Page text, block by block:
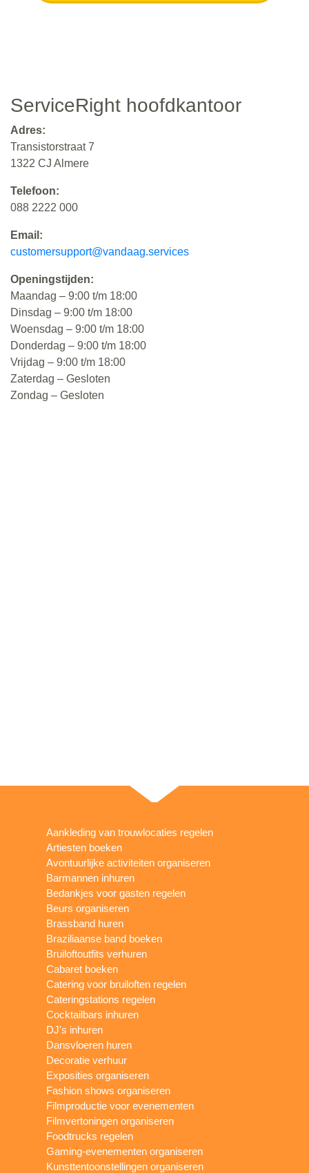
ServiceRight hoofdkantoor
Adres:
Transistorstraat 7
1322 CJ Almere
Telefoon:
088 2222 000
Email:
customersupport@vandaag.services
Openingstijden:
Maandag – 9:00 t/m 18:00
Dinsdag – 9:00 t/m 18:00
Woensdag – 9:00 t/m 18:00
Donderdag – 9:00 t/m 18:00
Vrijdag – 9:00 t/m 18:00
Zaterdag – Gesloten
Zondag – Gesloten
Aankleding van trouwlocaties regelen
Artiesten boeken
Avontuurlijke activiteiten organiseren
Barmannen inhuren
Bedankjes voor gasten regelen
Beurs organiseren
Brassband huren
Braziliaanse band boeken
Bruiloftoutfits verhuren
Cabaret boeken
Catering voor bruiloften regelen
Cateringstations regelen
Cocktailbars inhuren
DJ's inhuren
Dansvloeren huren
Decoratie verhuur
Exposities organiseren
Fashion shows organiseren
Filmproductie voor evenementen
Filmvertoningen organiseren
Foodtrucks regelen
Gaming-evenementen organiseren
Kunsttentoonstellingen organiseren